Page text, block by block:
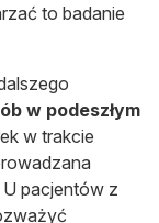
to badanie
w podeszłym
w trakcie
U pacjentów z